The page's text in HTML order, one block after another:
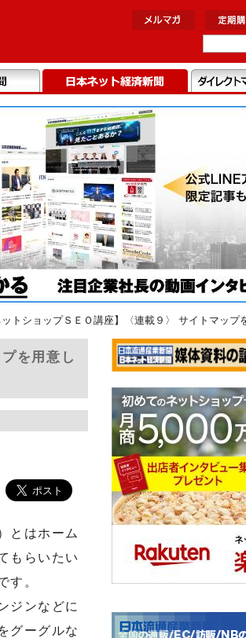
ットショップＳＥＯ講座】〈連載９〉 サイトマップ
を用意し
とはホーム
もらいたい
す。
ジンなどに
グーグルな